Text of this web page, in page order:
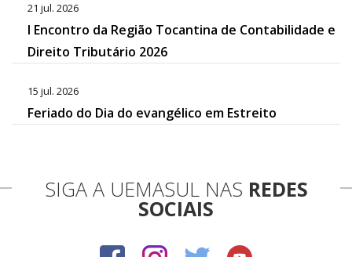
21 jul. 2026
I Encontro da Região Tocantina de Contabilidade e
Direito Tributário 2026
15 jul. 2026
Feriado do Dia do evangélico em Estreito
SIGA A UEMASUL NAS REDES
SOCIAIS